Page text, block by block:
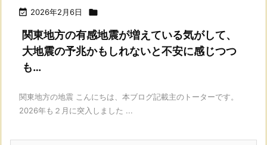
 2026年2月6日 
関東地方の有感地震が増えている気がして、
大地震の予兆かもしれないと不安に感じつつ
も…
関東地方の地震 こんにちは、本ブログ記載主のトーターです。
2026年も２月に突入しました ...